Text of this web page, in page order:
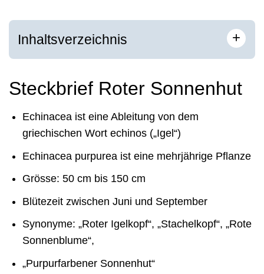
Inhaltsverzeichnis +
Steckbrief Roter Sonnenhut
Echinacea ist eine Ableitung von dem
griechischen Wort echinos („Igel“)
Echinacea purpurea ist eine mehrjährige Pflanze
Grösse: 50 cm bis 150 cm
Blütezeit zwischen Juni und September
Synonyme: „Roter Igelkopf“, „Stachelkopf“, „Rote
Sonnenblume“,
„Purpurfarbener Sonnenhut“